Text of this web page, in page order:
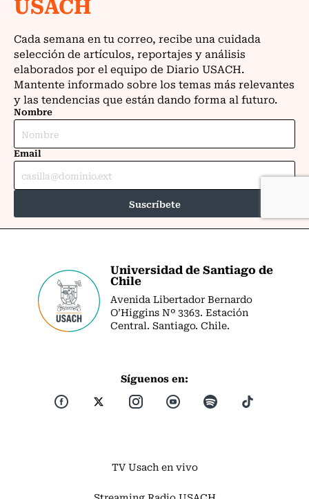
Universidad de Santiago de
Chile
Avenida Libertador Bernardo
O’Higgins Nº 3363. Estación
Central. Santiago. Chile.
Síguenos en:
TV Usach en vivo